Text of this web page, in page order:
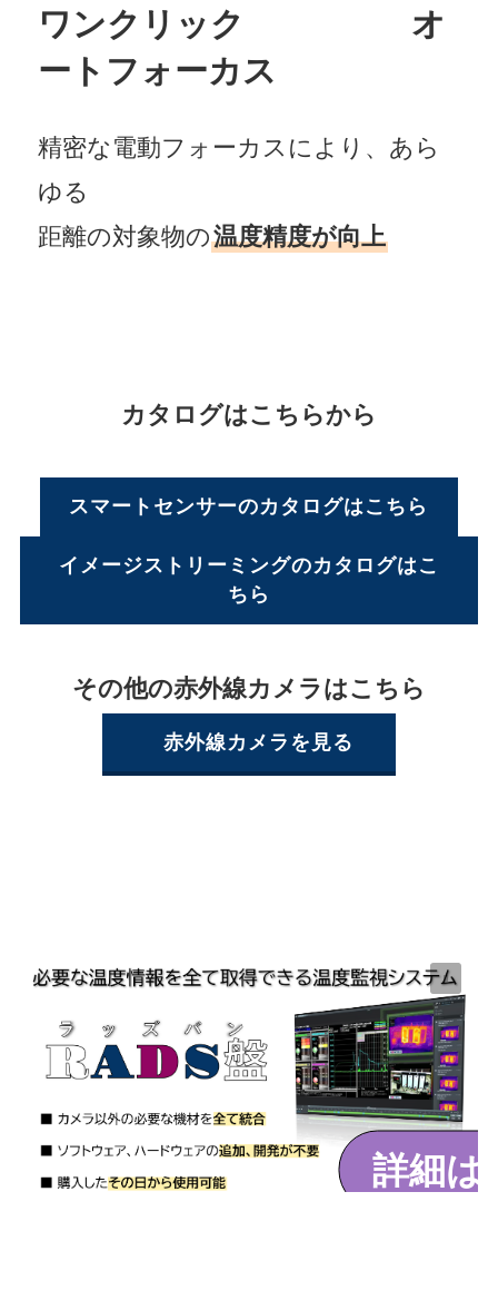
ワンクリック
オ
ートフォーカス
精密な電動フォーカスにより、あら
ゆる
距離の対象物の温度精度が向上
カタログはこちらから
スマートセンサーのカタログはこちら
イメージストリーミングのカタログはこ
ちら
その他の赤外線カメラはこちら
赤外線カメラを見る
詳細は